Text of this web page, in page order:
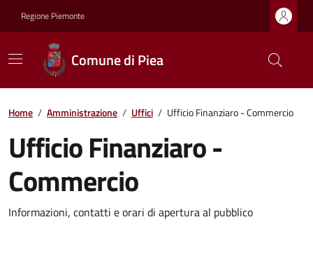
Regione Piemonte
Comune di Piea
Home / Amministrazione / Uffici / Ufficio Finanziaro - Commercio
Ufficio Finanziaro -
Commercio
Informazioni, contatti e orari di apertura al pubblico